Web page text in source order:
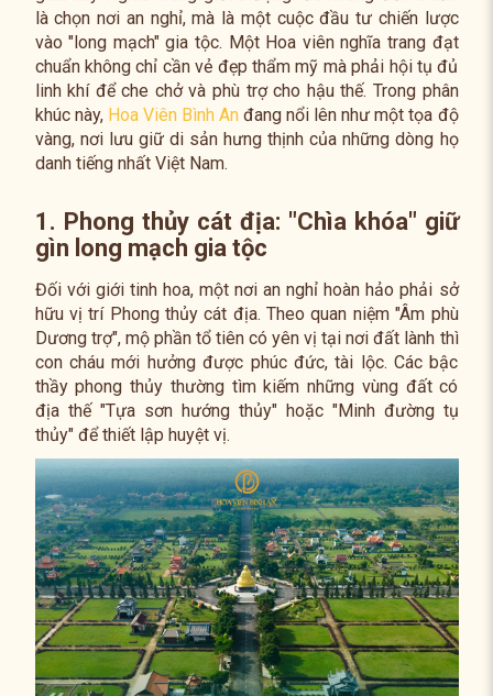
là chọn nơi an nghỉ, mà là một cuộc đầu tư chiến lược
vào "long mạch" gia tộc. Một Hoa viên nghĩa trang đạt
chuẩn không chỉ cần vẻ đẹp thẩm mỹ mà phải hội tụ đủ
linh khí để che chở và phù trợ cho hậu thế. Trong phân
khúc này, Hoa Viên Bình Anđang nổi lên như một tọa độ
vàng, nơi lưu giữ di sản hưng thịnh của những dòng họ
danh tiếng nhất Việt Nam.
1. Phong thủy cát địa: "Chìa khóa" giữ
gìn long mạch gia tộc
Đối với giới tinh hoa, một nơi an nghỉ hoàn hảo phải sở
hữu vị trí Phong thủy cát địa. Theo quan niệm "Âm phù
Dương trợ", mộ phần tổ tiên có yên vị tại nơi đất lành thì
con cháu mới hưởng được phúc đức, tài lộc. Các bậc
thầy phong thủy thường tìm kiếm những vùng đất có
địa thế "Tựa sơn hướng thủy" hoặc "Minh đường tụ
thủy" để thiết lập huyệt vị.